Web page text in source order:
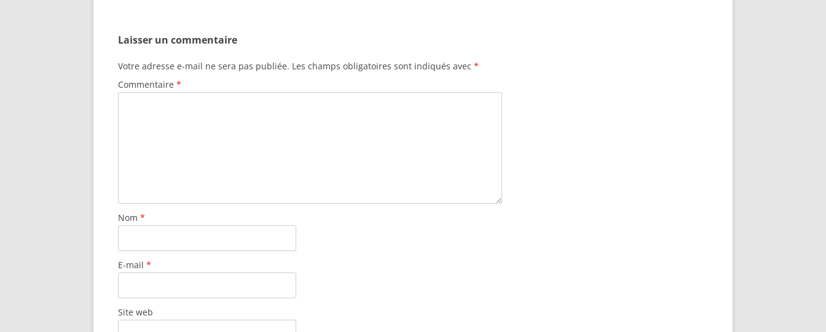
Laisser un commentaire
Votre adresse e-mail ne sera pas publiée. Les champs obligatoires sont indiqués avec *
Commentaire *
Nom *
E-mail *
Site web